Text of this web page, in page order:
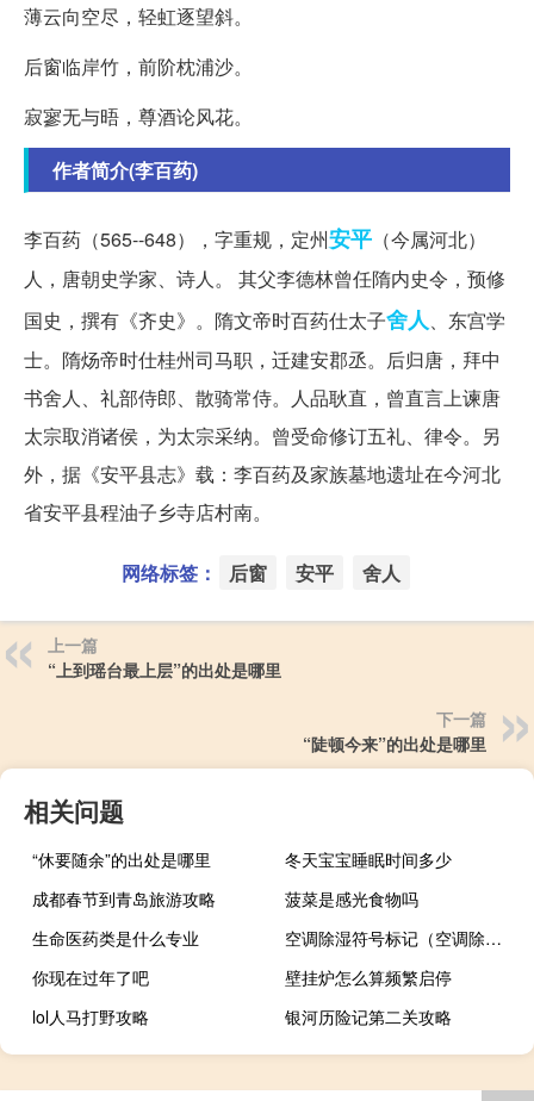
薄云向空尽，轻虹逐望斜。
后窗临岸竹，前阶枕浦沙。
寂寥无与晤，尊酒论风花。
作者简介(李百药)
李百药（565--648），字重规，定州安平 （今属河北）
人，唐朝史学家、诗人。 其父李德林曾任隋内史令，预修
国史，撰有《齐史》。隋文帝时百药仕太子舍人、东宫学
士。隋炀帝时仕桂州司马职，迁建安郡丞。后归唐，拜中
书舍人、礼部侍郎、散骑常侍。人品耿直，曾直言上谏唐
太宗取消诸侯，为太宗采纳。曾受命修订五礼、律令。另
外，据《安平县志》载：李百药及家族墓地遗址在今河北
省安平县程油子乡寺店村南。
网络标签： 后窗 安平 舍人
上一篇
“上到瑶台最上层”的出处是哪里
下一篇
“陡顿今来”的出处是哪里
相关问题
“休要随余”的出处是哪里
冬天宝宝睡眠时间多少
成都春节到青岛旅游攻略
菠菜是感光食物吗
生命医药类是什么专业
空调除湿符号标记（空调除湿符号）
你现在过年了吧
壁挂炉怎么算频繁启停
lol人马打野攻略
银河历险记第二关攻略